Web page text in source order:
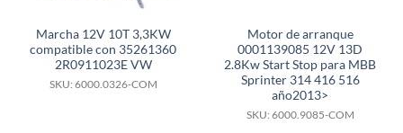
Marcha 12V 10T 3,3KW
compatible con 35261360
2R0911023E VW
SKU: 6000.0326-COM
Motor de arranque
0001139085 12V 13D
2.8Kw Start Stop para MBB
Sprinter 314 416 516
año2013>
SKU: 6000.9085-COM